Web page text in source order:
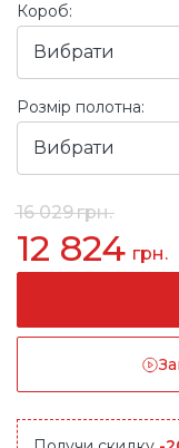
Короб:
Вибрати
Розмір полотна:
Вибрати
16 029грн.
12 824 грн.